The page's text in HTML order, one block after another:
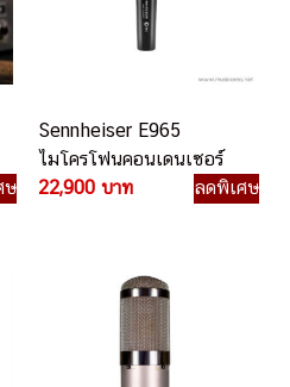
ษ
Sennheiser E965
ไมโครโฟนคอนเดนเซอร์
22,900 บาท
ลดพิเศษ